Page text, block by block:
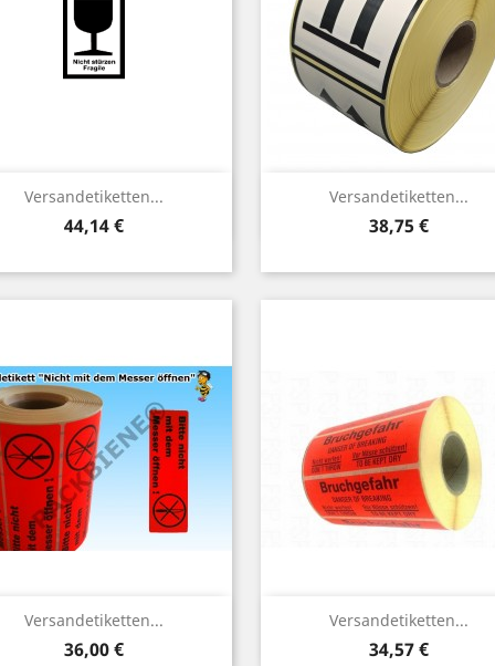
Versandetiketten...
Preis
44,14 €
Vorschau Versandetiketten...
Preis
38,75 €
Vorschau
Versandetiketten...
Preis
36,00 €
Vorschau Versandetiketten...
Preis
34,57 €
Vorschau